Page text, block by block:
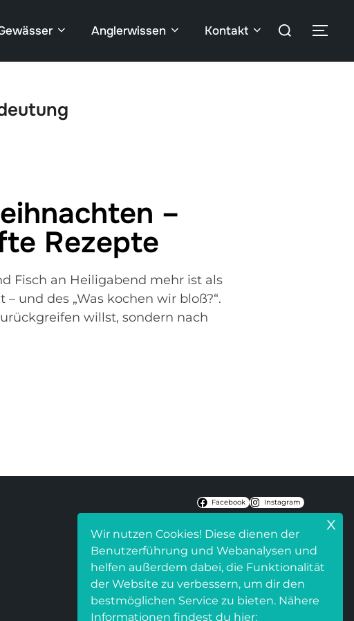
Anglerwissen Kontakt
–
Rezepte
Fisch an Heiligabend mehr ist als
und des „Was kochen wir bloß?“.
willst, sondern nach
Facebook Instagram
Wir nutzen Cookies! Diese dienen der
Benutzerführung und Webanalysen und
helfen außerdem dabei, die Funktionalität
der Website zu verbessern, um dir den
bestmöglichen Service zu bieten. Nähere
Informationen findest du hier:
x